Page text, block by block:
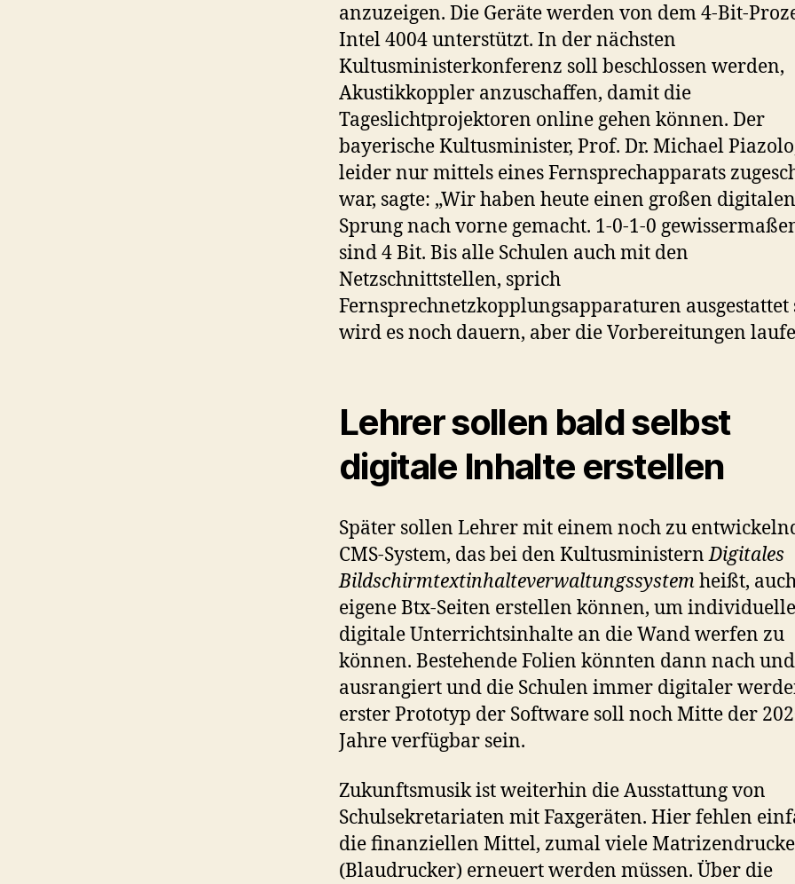
anzuzeigen. Die Geräte werden von dem 4-Bit-
Intel 4004 unterstützt. In der nächsten
Kultusministerkonferenz soll beschlossen werden,
Akustikkoppler anzuschaffen, damit die
Tageslichtprojektoren online gehen können. Der
bayerische Kultusminister, Prof. Dr. Michael
leider nur mittels eines Fernsprechapparats
war, sagte: „Wir haben heute einen großen digitalen
Sprung nach vorne gemacht. 1-0-1-0
sind 4 Bit. Bis alle Schulen auch mit den
Netzschnittstellen, sprich
Fernsprechnetzkopplungsapparaturen ausgestattet
wird es noch dauern, aber die Vorbereitungen
Lehrer sollen bald selbst
digitale Inhalte erstellen
Später sollen Lehrer mit einem noch zu
CMS-System, das bei den KultusministernDigitales
Bildschirmtextinhalteverwaltungssystemheißt,
eigene Btx-Seiten erstellen können, um individuelle
digitale Unterrichtsinhalte an die Wand werfen zu
können. Bestehende Folien könnten dann nach
ausrangiert und die Schulen immer digitaler
erster Prototyp der Software soll noch Mitte der
Jahre verfügbar sein.
Zukunftsmusik ist weiterhin die Ausstattung von
Schulsekretariaten mit Faxgeräten. Hier fehlen
die finanziellen Mittel, zumal viele
(Blaudrucker) erneuert werden müssen. Über die